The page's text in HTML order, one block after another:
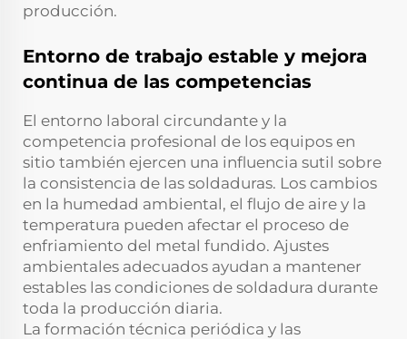
producción.
Entorno de trabajo estable y mejora
continua de las competencias
El entorno laboral circundante y la
competencia profesional de los equipos en
sitio también ejercen una influencia sutil sobre
la consistencia de las soldaduras. Los cambios
en la humedad ambiental, el flujo de aire y la
temperatura pueden afectar el proceso de
enfriamiento del metal fundido. Ajustes
ambientales adecuados ayudan a mantener
estables las condiciones de soldadura durante
toda la producción diaria.
La formación técnica periódica y las